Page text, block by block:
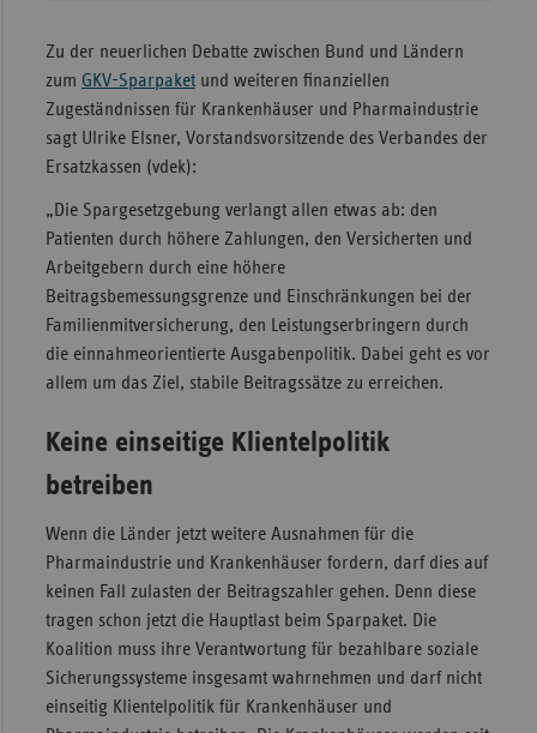
Zu der neuerlichen Debatte zwischen Bund und Ländern
zum GKV-Sparpaketund weiteren finanziellen
Zugeständnissen für Krankenhäuser und Pharmaindustrie
sagt Ulrike Elsner, Vorstandsvorsitzende des Verbandes der
Ersatzkassen (vdek):
„Die Spargesetzgebung verlangt allen etwas ab: den
Patienten durch höhere Zahlungen, den Versicherten und
Arbeitgebern durch eine höhere
Beitragsbemessungsgrenze und Einschränkungen bei der
Familienmitversicherung, den Leistungserbringern durch
die einnahmeorientierte Ausgabenpolitik. Dabei geht es vor
allem um das Ziel, stabile Beitragssätze zu erreichen.
Keine einseitige Klientelpolitik
betreiben
Wenn die Länder jetzt weitere Ausnahmen für die
Pharmaindustrie und Krankenhäuser fordern, darf dies auf
keinen Fall zulasten der Beitragszahler gehen. Denn diese
tragen schon jetzt die Hauptlast beim Sparpaket. Die
Koalition muss ihre Verantwortung für bezahlbare soziale
Sicherungssysteme insgesamt wahrnehmen und darf nicht
einseitig Klientelpolitik für Krankenhäuser und